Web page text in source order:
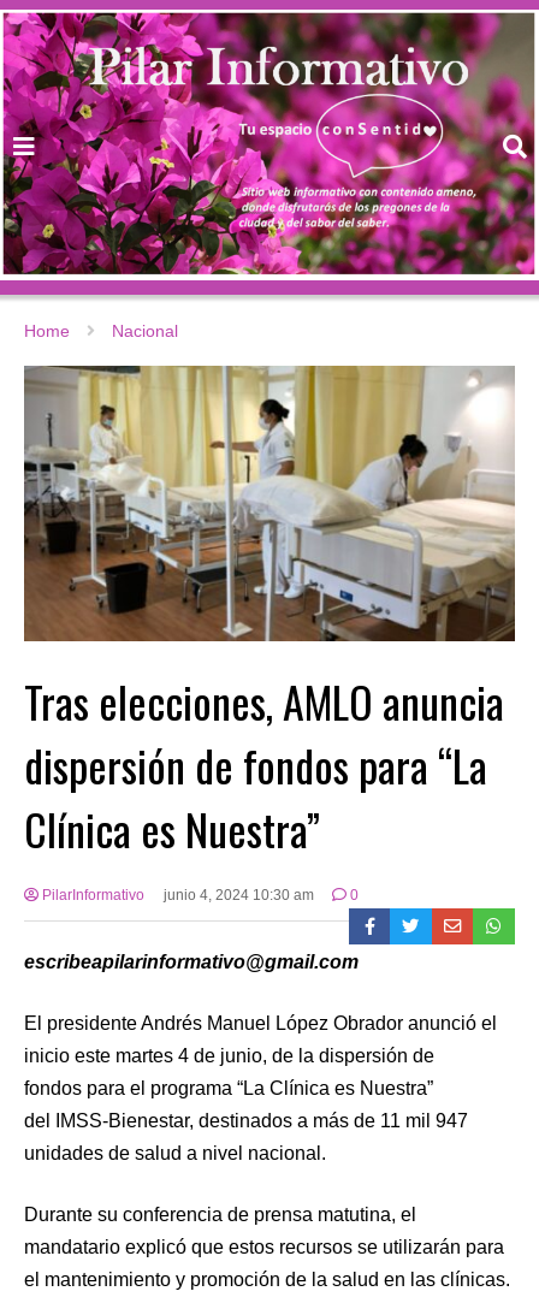
Home Nacional
Tras elecciones, AMLO anuncia
dispersión de fondos para “La
Clínica es Nuestra”
PilarInformativo junio 4, 2024 10:30 am 0
escribeapilarinformativo@gmail.com
El presidente Andrés Manuel López Obrador anunció el
inicio este martes 4 de junio, de la dispersión de
fondos para el programa “La Clínica es Nuestra”
del IMSS-Bienestar, destinados a más de 11 mil 947
unidades de salud a nivel nacional.
Durante su conferencia de prensa matutina, el
mandatario explicó que estos recursos se utilizarán para
el mantenimiento y promoción de la salud en las clínicas.